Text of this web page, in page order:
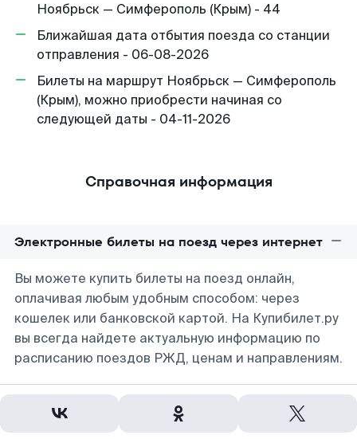
Ноябрьск — Симферополь (Крым) - 44
Ближайшая дата отбытия поезда со станции
отправления - 06-08-2026
Билеты на маршрут Ноябрьск — Симферополь
(Крым), можно приобрести начиная со
следующей даты - 04-11-2026
Справочная информация
Электронные билеты на поезд через интернет
Вы можете купить билеты на поезд онлайн,
оплачивая любым удобным способом: через
кошелек или банковской картой. На Купибилет.ру
вы всегда найдете актуальную информацию по
расписанию поездов РЖД, ценам и направлениям.